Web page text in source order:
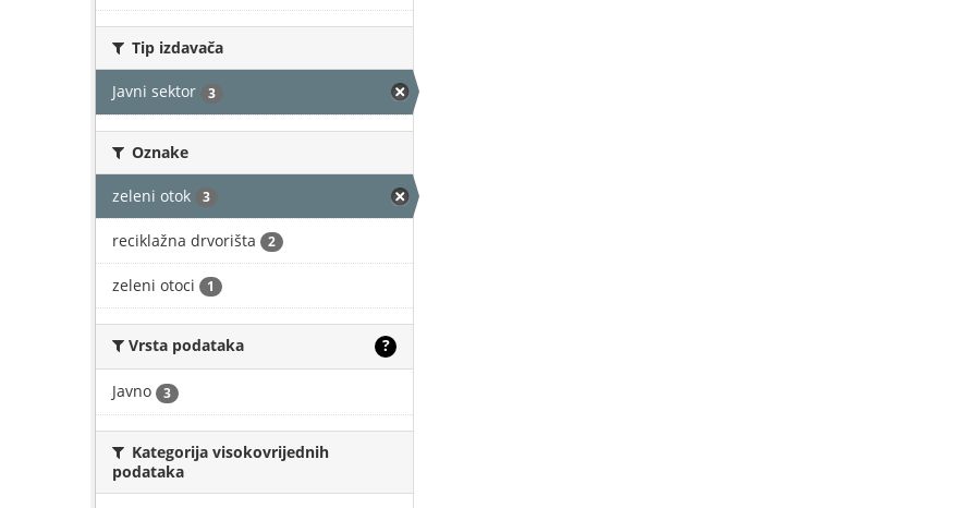
Tip izdavača
Javni sektor 3
Oznake
zeleni otok 3
reciklažna drvorišta 2
zeleni otoci 1
Vrsta podataka ?
Javno 3
Kategorija visokovrijednih
podataka